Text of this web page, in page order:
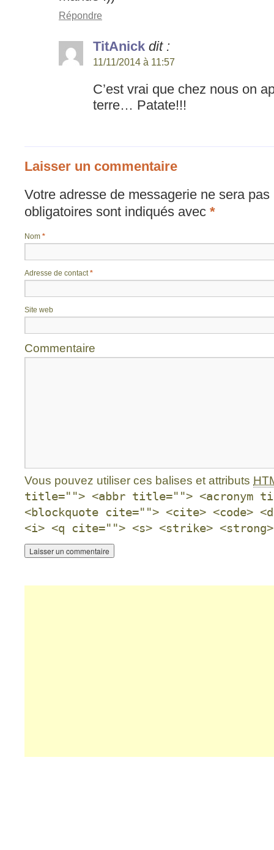
Répondre
TitAnick dit :
11/11/2014 à 11:57
C’est vrai que chez nous on
terre… Patate!!!
Laisser un commentaire
Votre adresse de messagerie ne sera pas
obligatoires sont indiqués avec *
Nom *
Adresse de contact*
Site web
Commentaire
Vous pouvez utiliser ces balises et attributs
title=""> <abbr title=""> <acronym
<blockquote cite=""> <cite> <code>
<i> <q cite=""> <s> <strike> <strong>